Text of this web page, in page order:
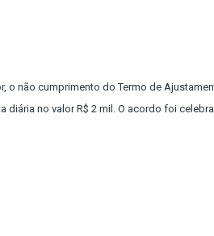
o não cumprimento do Termo de
diária no valor R$ 2 mil. O acordo foi